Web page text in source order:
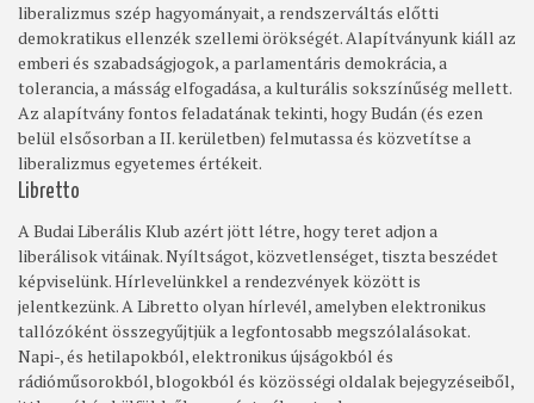
liberalizmus szép hagyományait, a rendszerváltás előtti
demokratikus ellenzék szellemi örökségét. Alapítványunk kiáll az
emberi és szabadságjogok, a parlamentáris demokrácia, a
tolerancia, a másság elfogadása, a kulturális sokszínűség mellett.
Az alapítvány fontos feladatának tekinti, hogy Budán (és ezen
belül elsősorban a II. kerületben) felmutassa és közvetítse a
liberalizmus egyetemes értékeit.
Libretto
A Budai Liberális Klub azért jött létre, hogy teret adjon a
liberálisok vitáinak. Nyíltságot, közvetlenséget, tiszta beszédet
képviselünk. Hírlevelünkkel a rendezvények között is
jelentkezünk. A Libretto olyan hírlevél, amelyben elektronikus
tallózóként összegyűjtjük a legfontosabb megszólalásokat.
Napi-, és hetilapokból, elektronikus újságokból és
rádióműsorokból, blogokból és közösségi oldalak bejegyzéseiből,